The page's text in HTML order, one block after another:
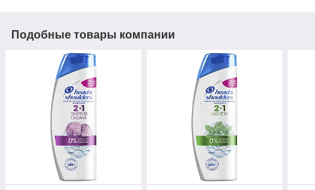
Подобные товары компании